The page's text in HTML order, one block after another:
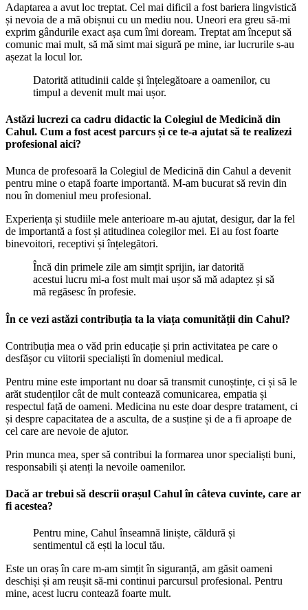
Adaptarea a avut loc treptat. Cel mai dificil a fost bariera lingvistică
și nevoia de a mă obișnui cu un mediu nou. Uneori era greu să-mi
exprim gândurile exact așa cum îmi doream. Treptat am început să
comunic mai mult, să mă simt mai sigură pe mine, iar lucrurile s-au
așezat la locul lor.
Datorită atitudinii calde și înțelegătoare a oamenilor, cu
timpul a devenit mult mai ușor.
Astăzi lucrezi ca cadru didactic la Colegiul de Medicină din
Cahul. Cum a fost acest parcurs și ce te-a ajutat să te realizezi
profesional aici?
Munca de profesoară la Colegiul de Medicină din Cahul a devenit
pentru mine o etapă foarte importantă. M-am bucurat să revin din
nou în domeniul meu profesional.
Experiența și studiile mele anterioare m-au ajutat, desigur, dar la fel
de importantă a fost și atitudinea colegilor mei. Ei au fost foarte
binevoitori, receptivi și înțelegători.
Încă din primele zile am simțit sprijin, iar datorită
acestui lucru mi-a fost mult mai ușor să mă adaptez și să
mă regăsesc în profesie.
În ce vezi astăzi contribuția ta la viața comunității din Cahul?
Contribuția mea o văd prin educație și prin activitatea pe care o
desfășor cu viitorii specialiști în domeniul medical.
Pentru mine este important nu doar să transmit cunoștințe, ci și să le
arăt studenților cât de mult contează comunicarea, empatia și
respectul față de oameni. Medicina nu este doar despre tratament, ci
și despre capacitatea de a asculta, de a susține și de a fi aproape de
cel care are nevoie de ajutor.
Prin munca mea, sper să contribui la formarea unor specialiști buni,
responsabili și atenți la nevoile oamenilor.
Dacă ar trebui să descrii orașul Cahul în câteva cuvinte, care ar
fi acestea?
Pentru mine, Cahul înseamnă liniște, căldură și
sentimentul că ești la locul tău.
Este un oraș în care m-am simțit în siguranță, am găsit oameni
deschiși și am reușit să-mi continui parcursul profesional. Pentru
mine, acest lucru contează foarte mult.